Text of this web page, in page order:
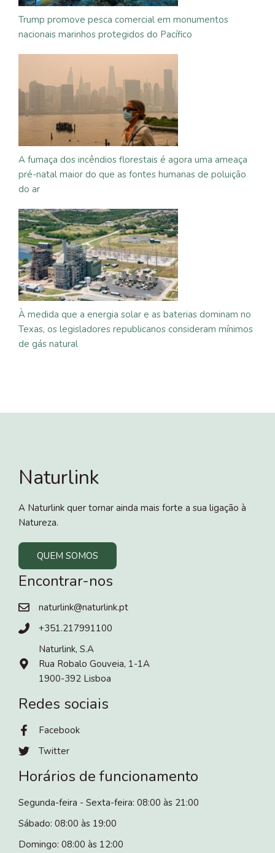
Trump promove pesca comercial em monumentos
nacionais marinhos protegidos do Pacífico
A fumaça dos incêndios florestais é agora uma ameaça
pré-natal maior do que as fontes humanas de poluição
do ar
À medida que a energia solar e as baterias dominam no
Texas, os legisladores republicanos consideram mínimos
de gás natural
Naturlink
A Naturlink quer tornar ainda mais forte a sua ligação à
Natureza.
QUEM SOMOS
Encontrar-nos
naturlink@naturlink.pt
+351.217991100
Naturlink, S.A
Rua Robalo Gouveia, 1-1A
1900-392 Lisboa
Redes sociais
Facebook
Twitter
Horários de funcionamento
Segunda-feira - Sexta-feira: 08:00 às 21:00
Sábado: 08:00 às 19:00
Domingo: 08:00 às 12:00